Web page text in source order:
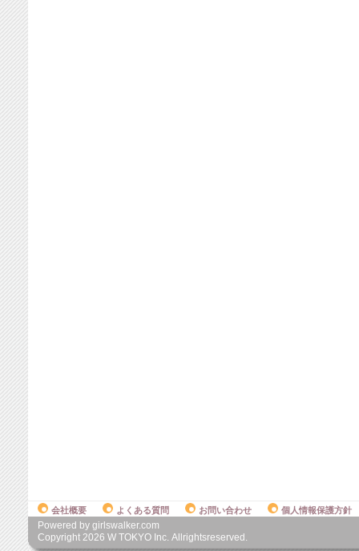
会社概要 よくある質問 お問い合わせ 個人情報保護方針
Powered by girlswalker.com
Copyright 2026 W TOKYO Inc. Allrightsreserved.